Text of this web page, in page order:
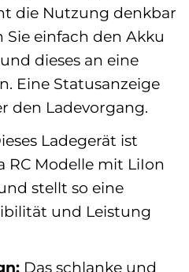
die Nutzung denkbar
Sie einfach den Akku
dieses an eine
Eine Statusanzeige
den Ladevorgang.
Ladegerät ist
RC Modelle mit LiIon
stellt so eine
und Leistung
Das schlanke und